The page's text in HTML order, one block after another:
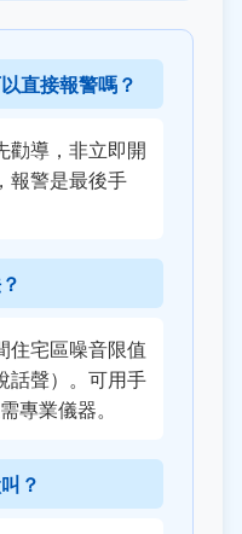
直接報警嗎？
勸導，非立即開
報警是最後手
住宅區噪音限值
話聲）。可用手
專業儀器。
？